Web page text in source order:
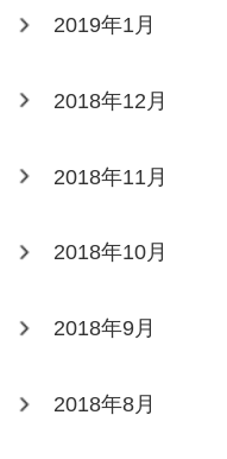
2019年1月
2018年12月
2018年11月
2018年10月
2018年9月
2018年8月